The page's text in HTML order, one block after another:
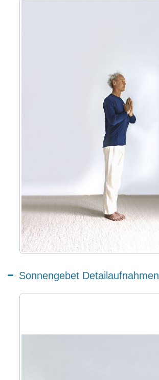
Sonnengebet Detailaufnahmen